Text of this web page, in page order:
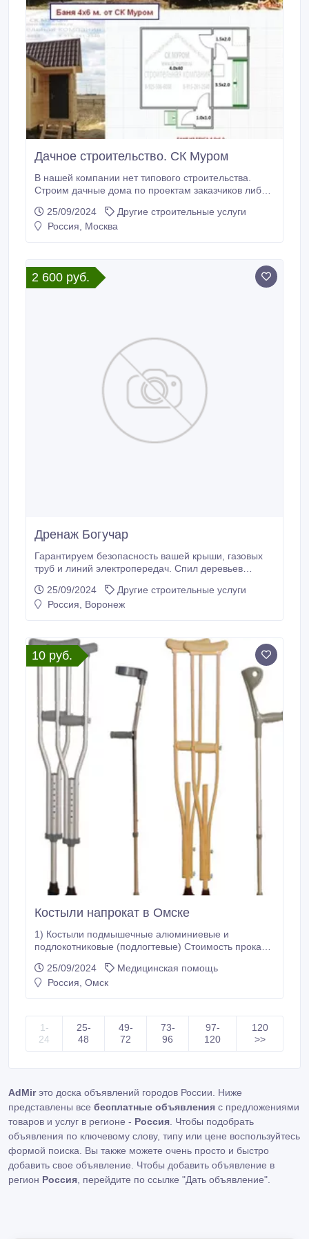
Дачное строительство. СК Муром
В нашей компании нет типового строительства.
Строим дачные дома по проектам заказчиков либо
будущего дома исходя из их пожеланий. Такой
подход к делу позволяет более конкретно учесть, а
работы «под ключ».
25/09/2024
Другие строительные услуги
Россия, Москва
2 600 руб.
Дренаж Богучар
Гарантируем безопасность вашей крыши, газовых
труб и линий электропередач. Спил деревьев
Вывезти мусор. Аккуратно по доступным ценам.
Спилить деревья и ветки бензопилами область.
25/09/2024
Другие строительные услуги
Россия, Воронеж
10 руб.
Костыли напрокат в Омске
1) Костыли подмышечные алюминиевые и
подлокотниковые (подлогтевые) Стоимость проката
сутки, 3-ий месяц 8 рублей/сутки, 4-ий месяц 7
рублей/сутки, 5-ий месяц 7 рублей/сутки, 6-ий месяц
рублей/сутки, 3-ий месяц 8 рублей/сутки, 4-ий месяц
5 рублей/сутки, 5-ий месяц 5 рублей/сутки, 6-ий
25/09/2024
Медицинская помощь
Россия, Омск
1-
24
25-
48
49-
72
73-
96
97-
120
120
>>
AdMirэто доска объявлений городов России. Ниже
представлены все бесплатные объявления с предложениями
товаров и услуг в регионе - Россия . Чтобы подобрать
объявления по ключевому слову, типу или цене воспользуйтесь
формой поиска. Вы также можете очень просто и быстро
добавить свое объявление. Чтобы добавить объявление в
регион Россия , перейдите по ссылке "Дать объявление"